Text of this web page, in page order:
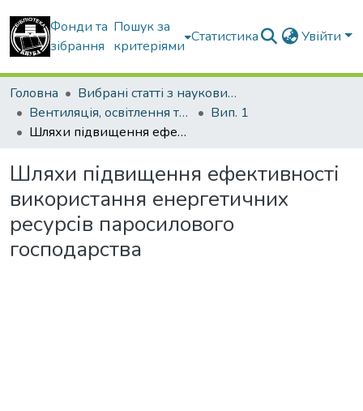
Фонди та
зібрання
Пошук за
критеріями
Статистика Увійти
Головна
Вибрані статті з наукових збірників КНУБА
Вентиляція, освітлення та теплогазопостачання
Вип. 1
Шляхи підвищення ефективності використання енергетичних ресурсів паросилового господарства
Шляхи підвищення ефективності
використання енергетичних
ресурсів паросилового
господарства